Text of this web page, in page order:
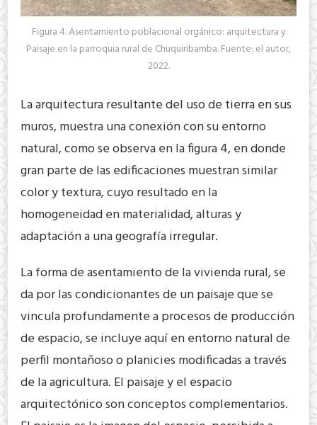
Figura 4. Asentamiento poblacional orgánico: arquitectura y
Paisaje en la parroquia rural de Chuquiribamba. Fuente: el autor,
2022.
La arquitectura resultante del uso de tierra en sus
muros, muestra una conexión con su entorno
natural, como se observa en la figura 4, en donde
gran parte de las edificaciones muestran similar
color y textura, cuyo resultado en la
homogeneidad en materialidad, alturas y
adaptación a una geografía irregular.
La forma de asentamiento de la vivienda rural, se
da por las condicionantes de un paisaje que se
vincula profundamente a procesos de producción
de espacio, se incluye aquí en entorno natural de
perfil montañoso o planicies modificadas a través
de la agricultura. El paisaje y el espacio
arquitectónico son conceptos complementarios.